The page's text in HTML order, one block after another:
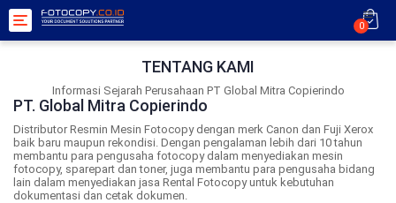
Toggle
navigation
0
TENTANG KAMI
Informasi Sejarah Perusahaan PT Global Mitra Copierindo
PT. Global Mitra Copierindo
Distributor Resmin Mesin Fotocopy dengan merk Canon dan Fuji Xerox
baik baru maupun rekondisi. Dengan pengalaman lebih dari 10 tahun
membantu para pengusaha fotocopy dalam menyediakan mesin
fotocopy, sparepart dan toner, juga membantu para pengusaha bidang
lain dalam menyediakan jasa Rental Fotocopy untuk kebutuhan
dokumentasi dan cetak dokumen.